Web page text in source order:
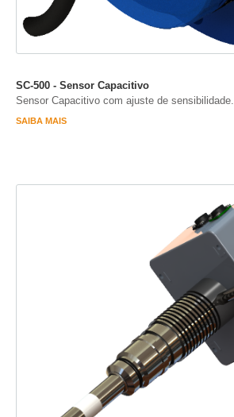
SC-500 - Sensor Capacitivo
Sensor Capacitivo com ajuste de sensibilidade.
SAIBA MAIS